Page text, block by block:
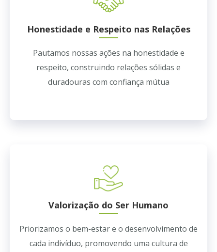
Honestidade e Respeito nas Relações
Pautamos nossas ações na honestidade e
respeito, construindo relações sólidas e
duradouras com confiança mútua
Valorização do Ser Humano
Priorizamos o bem-estar e o desenvolvimento de
cada indivíduo, promovendo uma cultura de